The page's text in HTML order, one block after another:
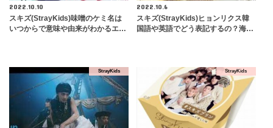
2022.10.10
スキズ(StrayKids)味噌のケミ名は
いつからで意味や由来がわかるエ…
2022.10.6
スキズ(StrayKids)ヒョンリクス韓
国語や英語でどう表記するの？海…
StrayKids StrayKids